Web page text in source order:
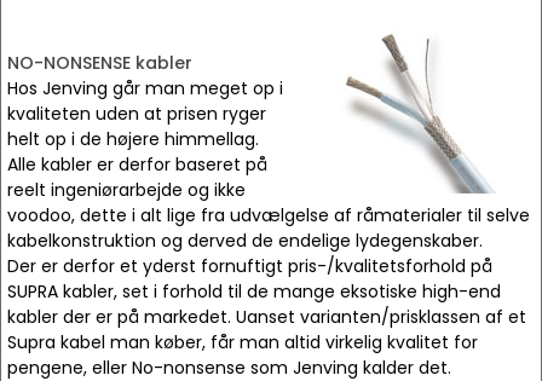
NO-NONSENSE kabler
Hos Jenving går man meget op i
kvaliteten uden at prisen ryger
helt op i de højere himmellag.
Alle kabler er derfor baseret på
reelt ingeniørarbejde og ikke
voodoo, dette i alt lige fra udvælgelse af råmaterialer til selve
kabelkonstruktion og derved de endelige lydegenskaber.
Der er derfor et yderst fornuftigt pris-/kvalitetsforhold på
SUPRA kabler, set i forhold til de mange eksotiske high-end
kabler der er på markedet. Uanset varianten/prisklassen af et
Supra kabel man køber, får man altid virkelig kvalitet for
pengene, eller No-nonsense som Jenving kalder det.